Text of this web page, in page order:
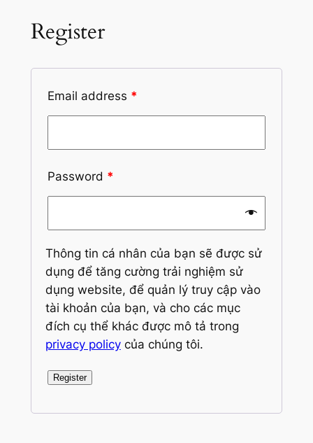
Register
Email address *
Password *
Thông tin cá nhân của bạn sẽ được sử
dụng để tăng cường trải nghiệm sử
dụng website, để quản lý truy cập vào
tài khoản của bạn, và cho các mục
đích cụ thể khác được mô tả trong
privacy policycủa chúng tôi.
Register